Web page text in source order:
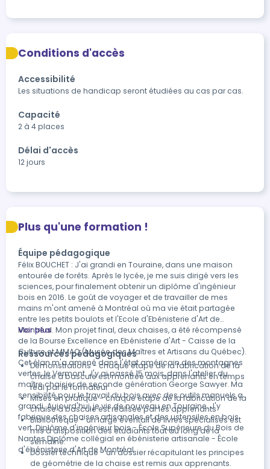
Conditions d'accès
Accessibilité
Les situations de handicap seront étudiées au cas par cas.
Capacité
2 à 4 places
Délai d'accès
12 jours
Plus qu'une formation !
Équipe pédagogique
Félix BOUCHET : J'ai grandi en Touraine, dans une maison
entourée de forêts. Après le lycée, je me suis dirigé vers les
sciences, pour finalement obtenir un diplôme d'ingénieur
bois en 2016. Le goût de voyager et de travailler de mes
mains m'ont amené à Montréal où ma vie était partagée
entre les petits boulots et l'Ecole d'Ebénisterie d'Art de
Montréal. Mon projet final, deux chaises, a été récompensé
de la Bourse Excellence en Ebénisterie d'Art - Caisse de la
Culture et MMAQ (Musée des Maîtres et Artisans du Québec).
Cet élan m'a amené dans l'état américain des montagnes
vertes, le Vermont. J'y ai passé 15 mois, dans l'atelier du
maître chaisier de seconde génération George Sawyer. Ma
sensibilité pour le travail du bois avec des outils manuels a
grandi. Aujourd'hui, je vis de nouveau en Touraine. J'y
fabrique des chaises artisanales et des ustensiles en bois
vert. Diplôme d'ingénieur bois - École Supérieure du Bois de
Nantes Diplôme collégial en ébénisterie artisanale - École
d'ébénisterie d'Art de Montréal
Voir plus
Ressources pédagogiques
Démonstrations - chaque étape de la fabrication de la
chaise à bascule est montrée aux apprenants en temps
réal par le formateur
Mises en pratique - chaque étape de la fabrication de la
chaise à bascule est réalisée par les apprenants
Bibliothèque - un large éventail de livres spécialisés est
mis à disposition des étudiants tout au long de la
semaine.
Dossier technique - un dossier récapitulant les principes
de géométrie de la chaise est remis aux apprenants.